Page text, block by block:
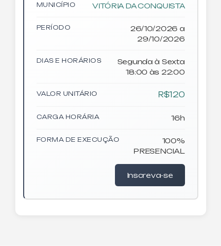
MUNICÍPIO VITÓRIA DA CONQUISTA
PERÍODO
26/10/2026 a
29/10/2026
DIAS E HORÁRIOS
Segunda à Sexta
18:00 às 22:00
VALOR UNITÁRIO R$120
CARGA HORÁRIA 16h
FORMA DE EXECUÇÃO
100%
PRESENCIAL
Inscreva-se